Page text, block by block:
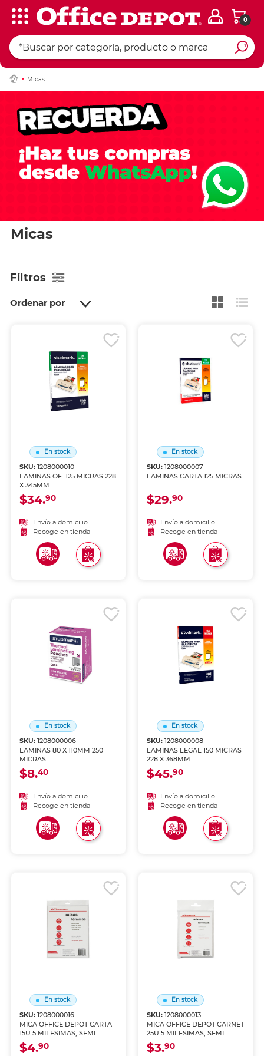
0
Micas
Micas
Filtros
Ordenar por
En stock
SKU:1208000010
LAMINAS OF. 125 MICRAS 228
X 345MM
$34.90
Envío a domicilio
Recoge en tienda
En stock
SKU: 1208000007
LAMINAS CARTA 125 MICRAS
$29.90
Envío a domicilio
Recoge en tienda
En stock
SKU:1208000006
LAMINAS 80 X 110MM 250
MICRAS
$8.40
Envío a domicilio
Recoge en tienda
En stock
SKU: 1208000008
LAMINAS LEGAL 150 MICRAS
228 X 368MM
$45.90
Envío a domicilio
Recoge en tienda
En stock
SKU:1208000016
MICA OFFICE DEPOT CARTA
15U 5 MILESIMAS, SEMI
RIGIDA
$4.90
En stock
SKU: 1208000013
MICA OFFICE DEPOT CARNET
25U 5 MILESIMAS, SEMI
RIGIDA
$3.90